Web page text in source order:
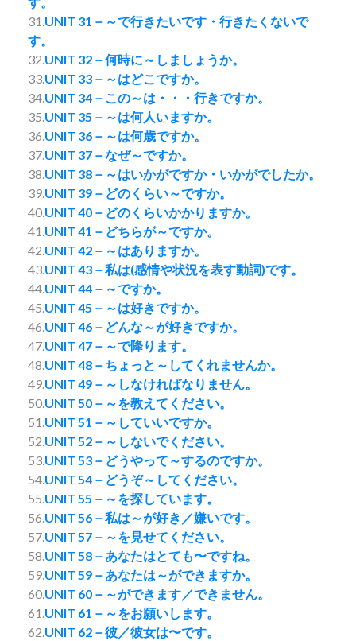
31.UNIT 31－～で行きたいです・行きたくないで
す。
32.UNIT 32－何時に～しましょうか。
33.UNIT 33－～はどこですか。
34.UNIT 34－この～は・・・行きですか。
35.UNIT 35－～は何人いますか。
36.UNIT 36－～は何歳ですか。
37.UNIT 37－なぜ～ですか。
38.UNIT 38－～はいかがですか・いかがでしたか。
39.UNIT 39－どのくらい～ですか。
40.UNIT 40－どのくらいかかりますか。
41.UNIT 41－どちらが～ですか。
42.UNIT 42－～はありますか。
43.UNIT 43－私は(感情や状況を表す動詞)です。
44.UNIT 44－～ですか。
45.UNIT 45－～は好きですか。
46.UNIT 46－どんな～が好きですか。
47.UNIT 47－～で降ります。
48.UNIT 48－ちょっと～してくれませんか。
49.UNIT 49－～しなければなりません。
50.UNIT 50－～を教えてください。
51.UNIT 51－～していいですか。
52.UNIT 52－～しないでください。
53.UNIT 53－どうやって～するのですか。
54.UNIT 54－どうぞ～してください。
55.UNIT 55－～を探しています。
56.UNIT 56－私は～が好き／嫌いです。
57.UNIT 57－～を見せてください。
58.UNIT 58－あなたはとても〜ですね。
59.UNIT 59－あなたは～ができますか。
60.UNIT 60－～ができます／できません。
61.UNIT 61－～をお願いします。
62.UNIT 62－彼／彼女は〜です。